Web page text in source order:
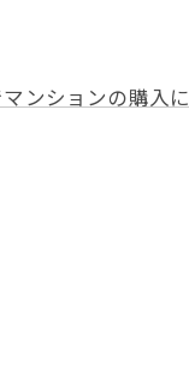
ンションの購入に